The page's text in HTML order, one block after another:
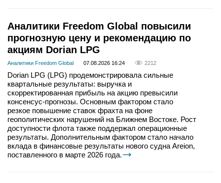
Аналитики Freedom Global повысили
прогнозную цену и рекомендацию по
акциям Dorian LPG
Аналитики Freedom Global 07.08.2026 16:24 2212
Dorian LPG (LPG) продемонстрировала сильные
квартальные результаты: выручка и
скорректированная прибыль на акцию превысили
консенсус-прогнозы. Основным фактором стало
резкое повышение ставок фрахта на фоне
геополитических нарушений на Ближнем Востоке. Рост
доступности флота также поддержал операционные
результаты. Дополнительным фактором стало начало
вклада в финансовые результаты нового судна Areion,
поставленного в марте 2026 года.